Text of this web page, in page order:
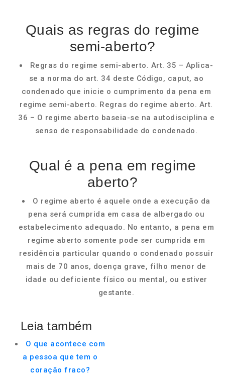
Quais as regras do regime
semi-aberto?
Regras do regime semi-aberto. Art. 35 – Aplica-
se a norma do art. 34 deste Código, caput, ao
condenado que inicie o cumprimento da pena em
regime semi-aberto. Regras do regime aberto. Art.
36 – O regime aberto baseia-se na autodisciplina e
senso de responsabilidade do condenado.
Qual é a pena em regime
aberto?
O regime aberto é aquele onde a execução da
pena será cumprida em casa de albergado ou
estabelecimento adequado. No entanto, a pena em
regime aberto somente pode ser cumprida em
residência particular quando o condenado possuir
mais de 70 anos, doença grave, filho menor de
idade ou deficiente físico ou mental, ou estiver
gestante.
Leia também
O que acontece com
a pessoa que tem o
coração fraco?